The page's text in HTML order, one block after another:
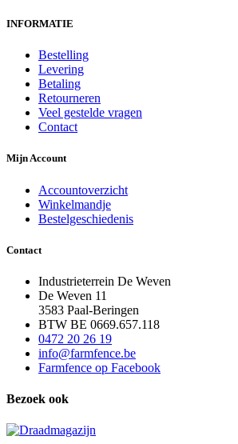
INFORMATIE
Bestelling
Levering
Betaling
Retourneren
Veel gestelde vragen
Contact
Mijn Account
Accountoverzicht
Winkelmandje
Bestelgeschiedenis
Contact
Industrieterrein De Weven
De Weven 11
3583 Paal-Beringen
BTW BE 0669.657.118
0472 20 26 19
info@farmfence.be
Farmfence op Facebook
Bezoek ook